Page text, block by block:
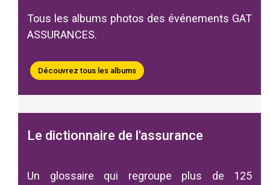
Tous les albums photos des événements GAT
ASSURANCES.
Découvrez tous les albums
Le dictionnaire de l'assurance
Un glossaire qui regroupe plus de 125